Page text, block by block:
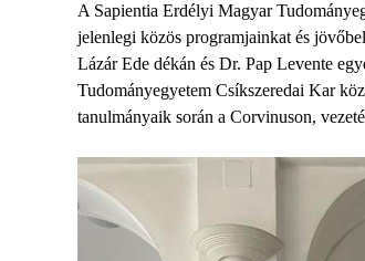
A Sapientia Erdélyi Magyar
jelenlegi közös programjainkat és
Lázár Ede dékán és Dr. Pap Levente
Tudományegyetem Csíkszeredai Kar
tanulmányaik során a Corvinuson,